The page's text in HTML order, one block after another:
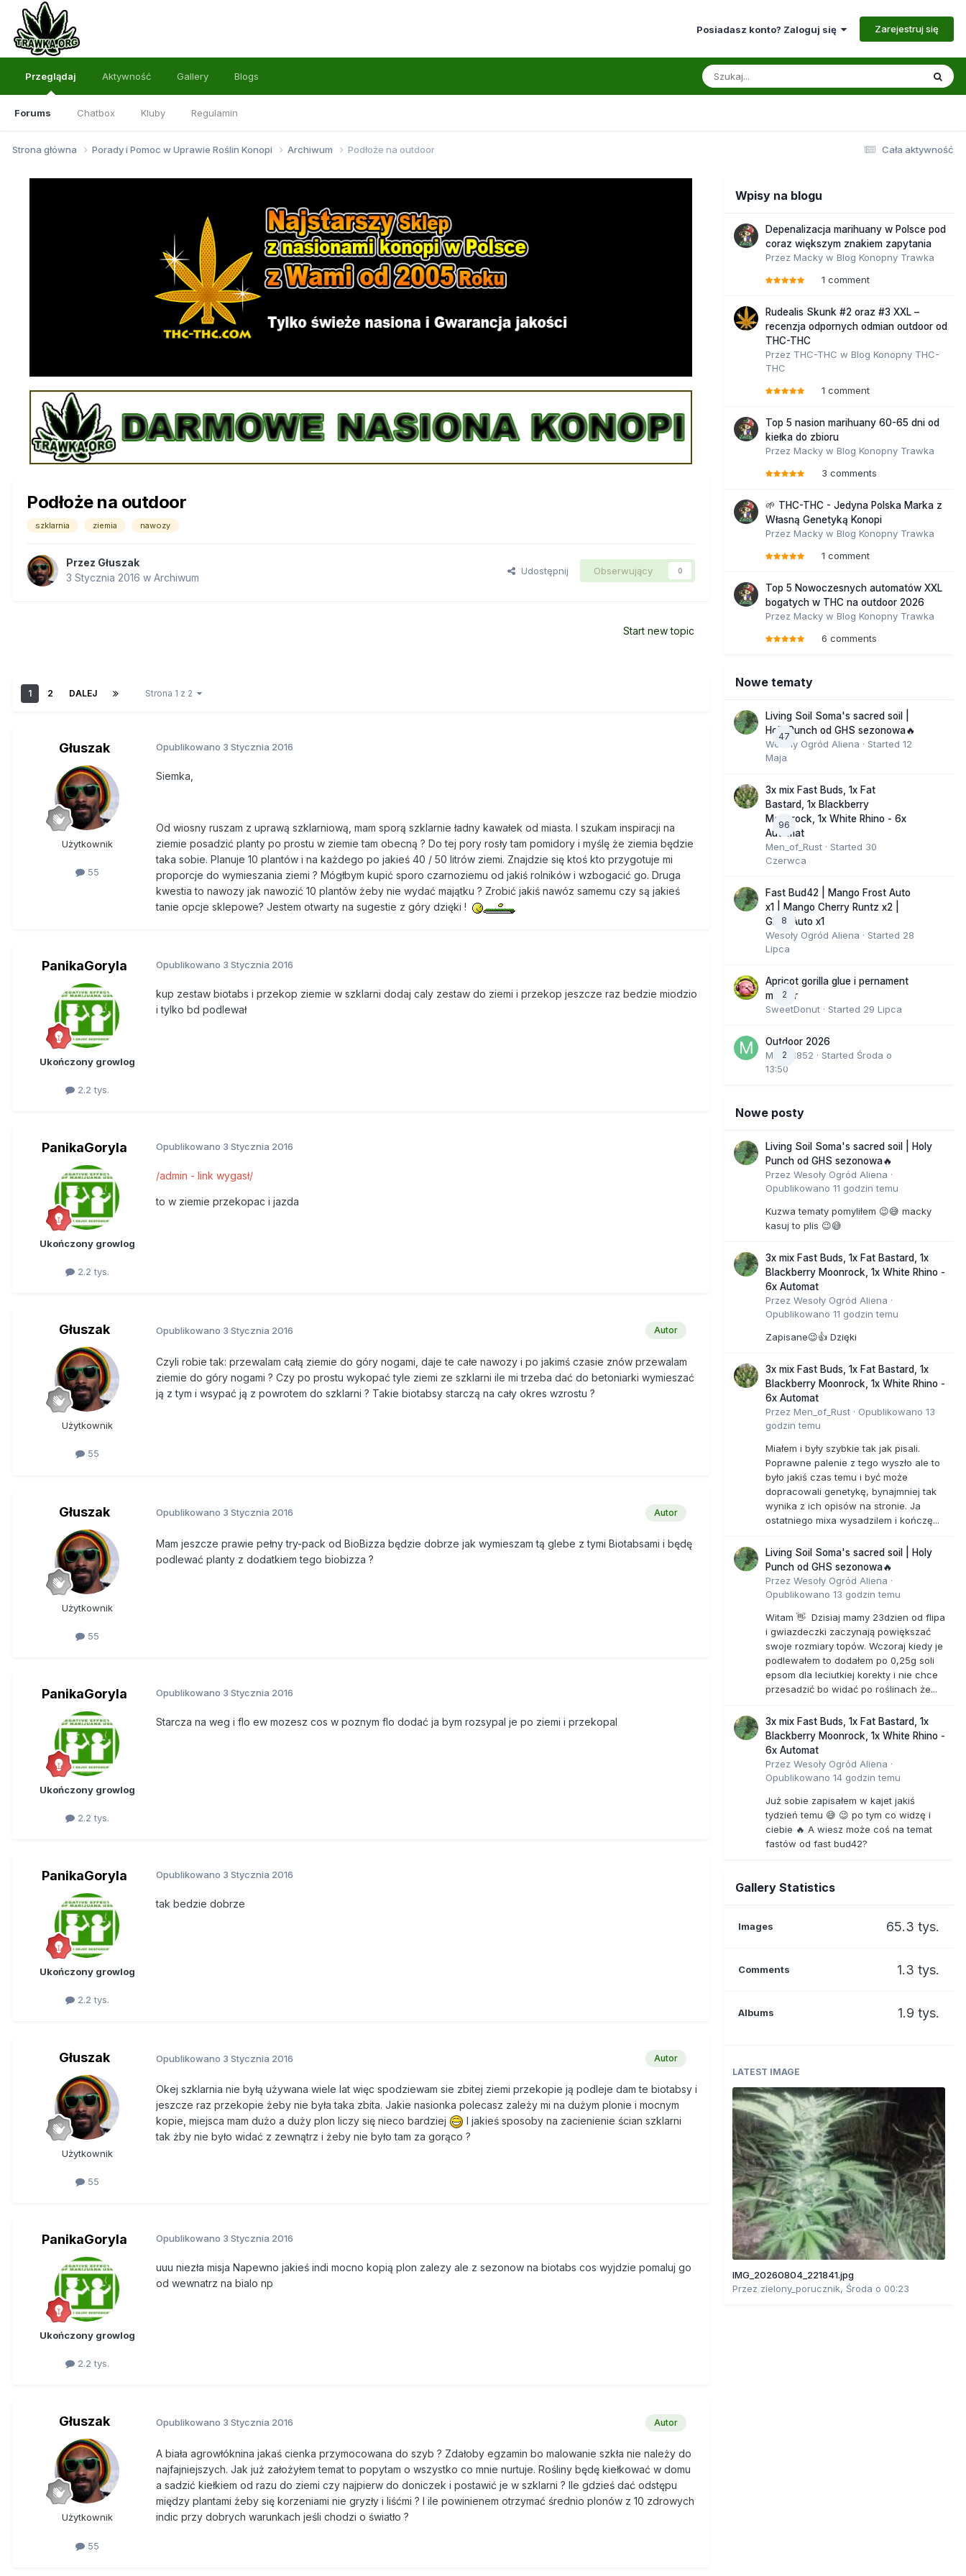
Posiadasz konto? Zaloguj się Zarejestruj się
Przeglądaj
Forums Chatbox Kluby Regulamin
Aktywność Gallery Blogs
Cała aktywność
Strona główna Porady i Pomoc w Uprawie Roślin Konopi Archiwum Podłoże na outdoor
Podłoże na outdoor
szklarnia ziemia nawozy
Przez Głuszak
3 Stycznia 2016 w Archiwum
Udostępnij Obserwujący 0
Start new topic
1 2 DALEJ Strona 1 z 2
Głuszak
Użytkownik
55
Opublikowano 3 Stycznia 2016
Siemka,
Od wiosny ruszam z uprawą szklarniową, mam sporą szklarnie ładny kawałek od miasta. I szukam inspiracji na
ziemie posadzić planty po prostu w ziemie tam obecną ? Do tej pory rosły tam pomidory i myślę że ziemia będzie
taka sobie. Planuje 10 plantów i na każdego po jakieś 40 / 50 litrów ziemi. Znajdzie się ktoś kto przygotuje mi
proporcje do wymieszania ziemi ? Mógłbym kupić sporo czarnoziemu od jakiś rolników i wzbogacić go. Druga
kwestia to nawozy jak nawozić 10 plantów żeby nie wydać majątku ? Zrobić jakiś nawóz samemu czy są jakieś
tanie opcje sklepowe? Jestem otwarty na sugestie z góry dzięki !
PanikaGoryla
Ukończony growlog
2.2 tys.
Opublikowano 3 Stycznia 2016
kup zestaw biotabs i przekop ziemie w szklarni dodaj caly zestaw do ziemi i przekop jeszcze raz bedzie miodzio
i tylko bd podlewał
PanikaGoryla
Ukończony growlog
2.2 tys.
Opublikowano 3 Stycznia 2016
/admin - link wygasł/
to w ziemie przekopac i jazda
Głuszak
Użytkownik
55
Autor
Opublikowano 3 Stycznia 2016
Czyli robie tak: przewalam całą ziemie do góry nogami, daje te całe nawozy i po jakimś czasie znów przewalam
ziemie do góry nogami ? Czy po prostu wykopać tyle ziemi ze szklarni ile mi trzeba dać do betoniarki wymieszać
ją z tym i wsypać ją z powrotem do szklarni ? Takie biotabsy starczą na cały okres wzrostu ?
Głuszak
Użytkownik
55
Autor
Opublikowano 3 Stycznia 2016
Mam jeszcze prawie pełny try-pack od BioBizza będzie dobrze jak wymieszam tą glebe z tymi Biotabsami i będę
podlewać planty z dodatkiem tego biobizza ?
PanikaGoryla
Ukończony growlog
2.2 tys.
Opublikowano 3 Stycznia 2016
Starcza na weg i flo ew mozesz cos w poznym flo dodać ja bym rozsypal je po ziemi i przekopal
PanikaGoryla
Ukończony growlog
2.2 tys.
Opublikowano 3 Stycznia 2016
tak bedzie dobrze
Głuszak
Użytkownik
55
Autor
Opublikowano 3 Stycznia 2016
Okej szklarnia nie byłą używana wiele lat więc spodziewam sie zbitej ziemi przekopie ją podleje dam te biotabsy i
jeszcze raz przekopie żeby nie była taka zbita. Jakie nasionka polecasz zależy mi na dużym plonie i mocnym
kopie, miejsca mam dużo a duży plon liczy się nieco bardziej
I jakieś sposoby na zacienienie ścian szklarni
tak żby nie było widać z zewnątrz i żeby nie było tam za gorąco ?
PanikaGoryla
Ukończony growlog
2.2 tys.
Opublikowano 3 Stycznia 2016
uuu niezła misja Napewno jakieś indi mocno kopią plon zalezy ale z sezonow na biotabs cos wyjdzie pomaluj go
od wewnatrz na bialo np
Głuszak
Użytkownik
55
Autor
Opublikowano 3 Stycznia 2016
A biała agrowłóknina jakaś cienka przymocowana do szyb ? Zdałoby egzamin bo malowanie szkła nie należy do
najfajniejszych. Jak już założyłem temat to popytam o wszystko co mnie nurtuje. Rośliny będę kiełkować w domu
a sadzić kiełkiem od razu do ziemi czy najpierw do doniczek i postawić je w szklarni ? Ile gdzieś dać odstępu
między plantami żeby się korzeniami nie gryzły i liśćmi ? I ile powinienem otrzymać średnio plonów z 10 zdrowych
indic przy dobrych warunkach jeśli chodzi o światło ?
Wpisy na blogu
Depenalizacja marihuany w Polsce pod
coraz większym znakiem zapytania
Przez Macky w Blog Konopny Trawka
1 comment
Rudealis Skunk #2 oraz #3 XXL –
recenzja odpornych odmian outdoor od
THC-THC
Przez THC-THC w Blog Konopny THC-
THC
1 comment
Top 5 nasion marihuany 60-65 dni od
kiełka do zbioru
Przez Macky w Blog Konopny Trawka
3 comments
🌱 THC-THC - Jedyna Polska Marka z
Własną Genetyką Konopi
Przez Macky w Blog Konopny Trawka
1 comment
Top 5 Nowoczesnych automatów XXL
bogatych w THC na outdoor 2026
Przez Macky w Blog Konopny Trawka
6 comments
Nowe tematy
47
Living Soil Soma's sacred soil |
Holy Punch od GHS sezonowa🔥
Wesoły Ogród Aliena · Started 12
Maja
96
3x mix Fast Buds, 1x Fat
Bastard, 1x Blackberry
Moonrock, 1x White Rhino - 6x
Automat
Men_of_Rust · Started 30
Czerwca
8
Fast Bud42 | Mango Frost Auto
x1 | Mango Cherry Runtz x2 |
GMO Auto x1
Wesoły Ogród Aliena · Started 28
Lipca
2
Apricot gorilla glue i pernament
marker
SweetDonut · Started 29 Lipca
2
Outdoor 2026
Marcel852 · Started Środa o
13:50
Nowe posty
Living Soil Soma's sacred soil | Holy
Punch od GHS sezonowa🔥
Przez Wesoły Ogród Aliena ·
Opublikowano 11 godzin temu
Kuzwa tematy pomyliłem 😉😅 macky
kasuj to plis 😉😅
3x mix Fast Buds, 1x Fat Bastard, 1x
Blackberry Moonrock, 1x White Rhino -
6x Automat
Przez Wesoły Ogród Aliena ·
Opublikowano 11 godzin temu
Zapisane😉👍 Dzięki
3x mix Fast Buds, 1x Fat Bastard, 1x
Blackberry Moonrock, 1x White Rhino -
6x Automat
Przez Men_of_Rust · Opublikowano 13
godzin temu
Miałem i były szybkie tak jak pisali.
Poprawne palenie z tego wyszło ale to
było jakiś czas temu i być może
dopracowali genetykę, bynajmniej tak
wynika z ich opisów na stronie. Ja
ostatniego mixa wysadzilem i kończę...
Living Soil Soma's sacred soil | Holy
Punch od GHS sezonowa🔥
Przez Wesoły Ogród Aliena ·
Opublikowano 13 godzin temu
Witam 👋 Dzisiaj mamy 23dzien od flipa
i gwiazdeczki zaczynają powiększać
swoje rozmiary topów. Wczoraj kiedy je
podlewałem to dodałem po 0,25g soli
epsom dla leciutkiej korekty i nie chce
przesadzić bo widać po roślinach że...
3x mix Fast Buds, 1x Fat Bastard, 1x
Blackberry Moonrock, 1x White Rhino -
6x Automat
Przez Wesoły Ogród Aliena ·
Opublikowano 14 godzin temu
Już sobie zapisałem w kajet jakiś
tydzień temu 😅 😉 po tym co widzę i
ciebie 🔥 A wiesz może coś na temat
fastów od fast bud42?
Gallery Statistics
Images 65.3 tys.
Comments 1.3 tys.
Albums 1.9 tys.
LATEST IMAGE
IMG_20260804_221841.jpg
Przez zielony_porucznik, Środa o 00:23